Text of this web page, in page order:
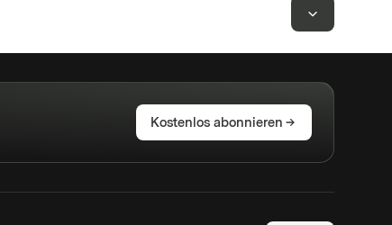
Kostenlos abonnieren